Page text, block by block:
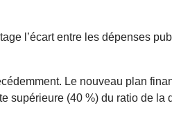
l’écart entre les dépenses
Le nouveau plan
supérieure (40 %) du ratio de la